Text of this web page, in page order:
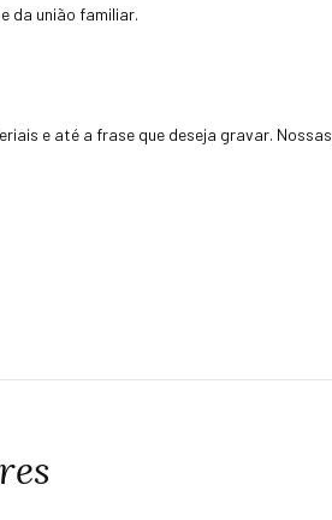
da união familiar.
e até a frase que deseja gravar.